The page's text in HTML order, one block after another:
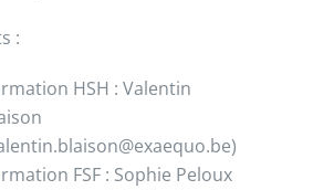
:
HSH : Valentin
FSF : Sophie Peloux